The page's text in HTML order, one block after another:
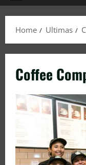
Home Ultimas
Coffee